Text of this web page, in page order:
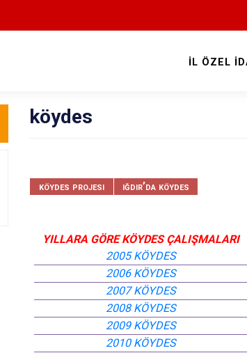
İL ÖZEL
köydes
köydes projesi ığdır’da köydes
YILLARA GÖRE KÖYDES ÇALIŞMALARI
2005 KÖYDES
2006 KÖYDES
2007 KÖYDES
2008 KÖYDES
2009 KÖYDES
2010 KÖYDES